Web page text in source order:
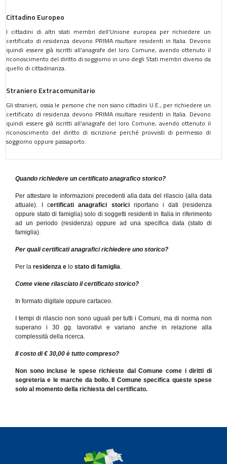
Cittadino Europeo
I cittadini di altri stati membri dell’Unione europea per richiedere un
certificato di residenza devono PRIMA risultare residenti in Italia. Devono
quindi essere già iscritti all’anagrafe del loro Comune, avendo ottenuto il
riconoscimento del diritto di soggiorno in uno degli Stati membri diverso da
quello di cittadinanza.
Straniero Extracomunitario
Gli stranieri, ossia le persone che non siano cittadini U.E., per richiedere un
certificato di residenza devono PRIMA risultare residenti in Italia. Devono
quindi essere già iscritti all’anagrafe del loro Comune, avendo ottenuto il
riconoscimento del diritto di iscrizione perché provvisti di permesso di
soggiorno oppure passaporto.
Quando richiedere un certificato anagrafico storico?
Per attestare le informazioni precedenti alla data del rilascio (alla data
attuale). I certificati anagrafici storiciriportano i dati (residenza
oppure stato di famiglia) solo di soggetti residenti in Italia in riferimento
ad un periodo (residenza) oppure ad una specifica data (stato di
famiglia).
Per quali certificati anagrafici richiedere uno storico?
Per la residenza e lo stato di famiglia
Come viene rilasciato il certificato storico?
In formato digitale oppure cartaceo.
I tempi di rilascio non sono uguali per tutti i Comuni, ma di norma non
superano i 30 gg. lavorativi e variano anche in relazione alla
complessità della ricerca.
Il costo di € 30,00 è tutto compreso?
Non sono incluse le spese richieste dal Comune come i diritti di
segreteria e le marche da bollo. Il Comune specifica queste spese
solo al momento della richiesta del certificato.